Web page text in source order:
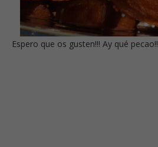
Espero que os gusten!!! Ay qué pecao!!